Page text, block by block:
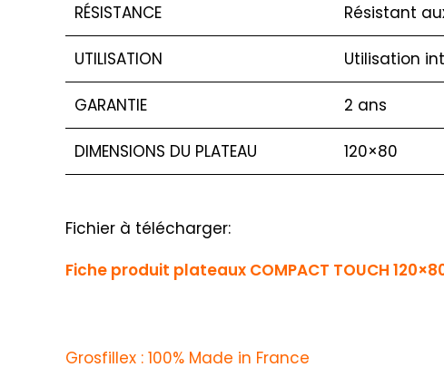
RÉSISTANCE Résistant
UTILISATION Utilisation
GARANTIE 2 ans
DIMENSIONS DU PLATEAU 120×80
Fichier à télécharger:
Fiche produit plateaux COMPACT TOUCH
Grosfillex : 100% Made in France